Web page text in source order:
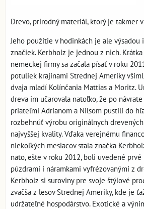
Drevo, prírodný materiál, ktorý je takmer
Jeho použitie v hodinkách je ale výsadou
značiek. Kerbholz je jednou z nich.
nemeckej firmy sa začala písať v roku
potuliek krajinami Strednej Ameriky
dvaja mladí Kolínčania Mattias a Moritz.
dreva im učarovala natoľko, že po
priateľmi Adrianom a Nilsom pustili do
rozbehnúť výrobu originálnych
najvyššej kvality. Vďaka verejnému
niekoľkých mesiacov stala značka
nato, ešte v roku 2012, boli uvedené
púzdrami i náramkami vyfrézovanými z
Kerbholz si suroviny pre svoje štýlové
zväčša z lesov Strednej Ameriky, kde je
udržateľné hospodárstvo. Exotické a